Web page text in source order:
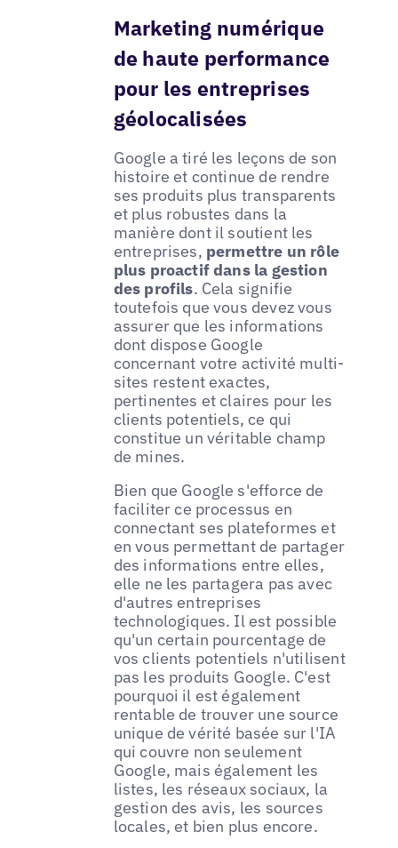
Marketing numérique
de haute performance
pour les entreprises
géolocalisées
Google a tiré les leçons de son
histoire et continue de rendre
ses produits plus transparents
et plus robustes dans la
manière dont il soutient les
entreprises, permettre un rôle
plus proactif dans la gestion
des profils. Cela signifie
toutefois que vous devez vous
assurer que les informations
dont dispose Google
concernant votre activité multi-
sites restent exactes,
pertinentes et claires pour les
clients potentiels, ce qui
constitue un véritable champ
de mines.
Bien que Google s'efforce de
faciliter ce processus en
connectant ses plateformes et
en vous permettant de partager
des informations entre elles,
elle ne les partagera pas avec
d'autres entreprises
technologiques. Il est possible
qu'un certain pourcentage de
vos clients potentiels n'utilisent
pas les produits Google. C'est
pourquoi il est également
rentable de trouver une source
unique de vérité basée sur l'IA
qui couvre non seulement
Google, mais également les
listes, les réseaux sociaux, la
gestion des avis, les sources
locales, et bien plus encore.